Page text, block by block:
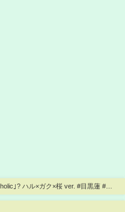
｣? ハル×ガク×桜 ver. #目黒蓮 #佐